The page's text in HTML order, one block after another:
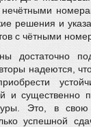
решения и
с чётными
достаточно
надеются,
и существенно
Это, в
успешной